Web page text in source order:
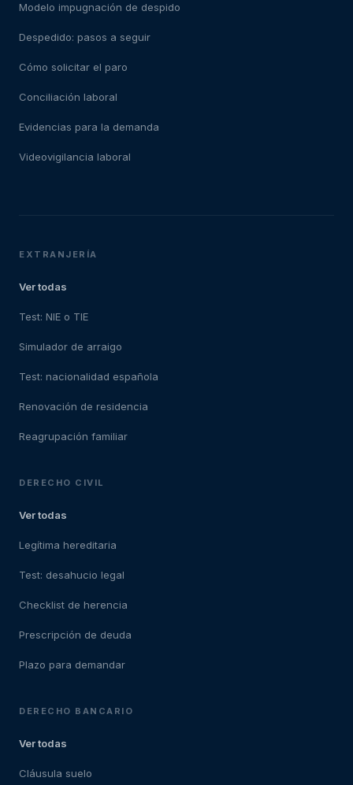
Modelo impugnación de despido
Despedido: pasos a seguir
Cómo solicitar el paro
Conciliación laboral
Evidencias para la demanda
Videovigilancia laboral
EXTRANJERÍA
Ver todas
Test: NIE o TIE
Simulador de arraigo
Test: nacionalidad española
Renovación de residencia
Reagrupación familiar
DERECHO CIVIL
Ver todas
Legítima hereditaria
Test: desahucio legal
Checklist de herencia
Prescripción de deuda
Plazo para demandar
DERECHO BANCARIO
Ver todas
Cláusula suelo